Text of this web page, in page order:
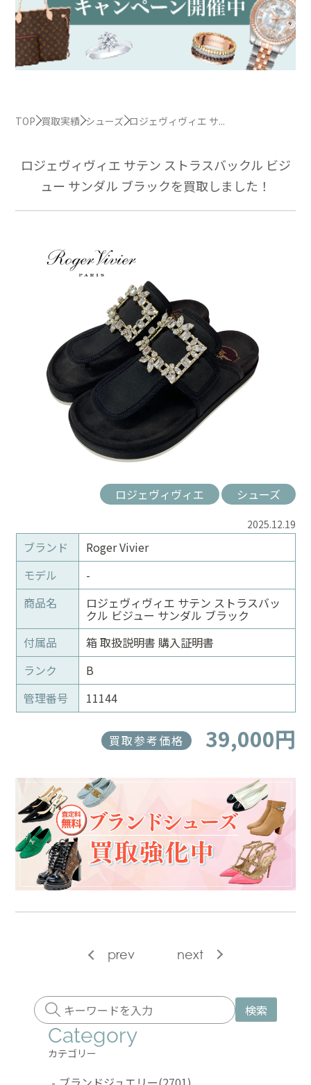
TOP 買取実績 シューズ ロジェヴィヴィエ サ...
ロジェヴィヴィエ サテン ストラスバックル ビジ
ュー サンダル ブラックを買取しました！
ロジェヴィヴィエ シューズ
2025.12.19
ブランド
Roger Vivier
モデル
-
商品名
ロジェヴィヴィエ サテン ストラスバッ
クル ビジュー サンダル ブラック
付属品
箱 取扱説明書 購入証明書
ランク
B
管理番号
11144
買取参考価格 39,000円
prev next
検索
Category
カテゴリー